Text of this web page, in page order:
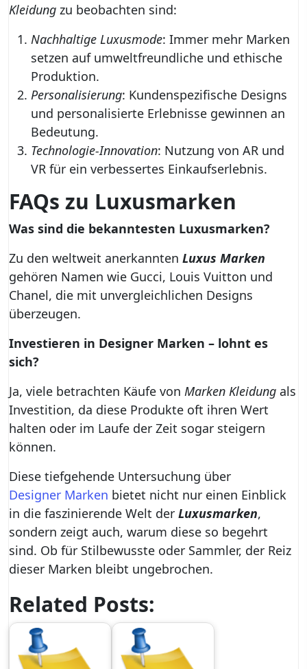
Kleidung zu beobachten sind:
Nachhaltige Luxusmode: Immer mehr Marken
setzen auf umweltfreundliche und ethische
Produktion.
Personalisierung: Kundenspezifische Designs
und personalisierte Erlebnisse gewinnen an
Bedeutung.
Technologie-Innovation: Nutzung von AR und
VR für ein verbessertes Einkaufserlebnis.
FAQs zu Luxusmarken
Was sind die bekanntesten Luxusmarken?
Zu den weltweit anerkannten Luxus Marken
gehören Namen wie Gucci, Louis Vuitton und
Chanel, die mit unvergleichlichen Designs
überzeugen.
Investieren in Designer Marken – lohnt es
sich?
Ja, viele betrachten Käufe von Marken Kleidung als
Investition, da diese Produkte oft ihren Wert
halten oder im Laufe der Zeit sogar steigern
können.
Diese tiefgehende Untersuchung über
Designer Marken bietet nicht nur einen Einblick
in die faszinierende Welt der Luxusmarken,
sondern zeigt auch, warum diese so begehrt
sind. Ob für Stilbewusste oder Sammler, der Reiz
dieser Marken bleibt ungebrochen.
Related Posts: